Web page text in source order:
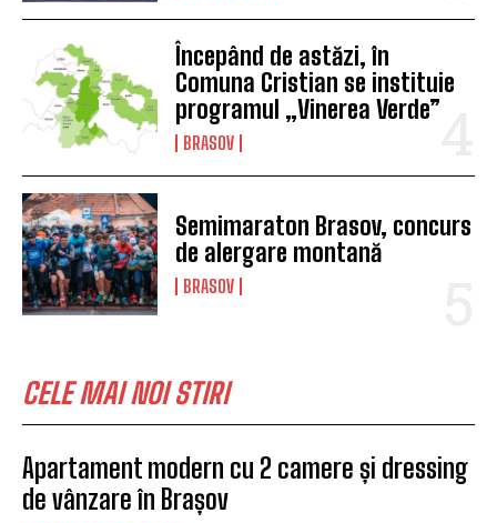
Începând de astăzi, în
Comuna Cristian se instituie
programul „Vinerea Verde”
BRASOV
Semimaraton Brasov, concurs
de alergare montană
BRASOV
CELE MAI NOI STIRI
Apartament modern cu 2 camere și dressing
de vânzare în Brașov